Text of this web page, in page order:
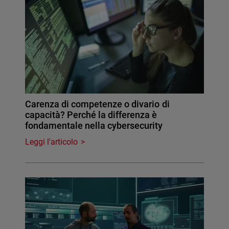
Carenza di competenze o divario di
capacità? Perché la differenza è
fondamentale nella cybersecurity
Leggi l'articolo